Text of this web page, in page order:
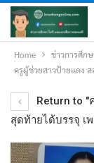
Home
ข่าวการศึกษ
ครูผู้ช่วยสาวป้ายแดง
Return to "
สุดท้ายได้บรรจุ เ